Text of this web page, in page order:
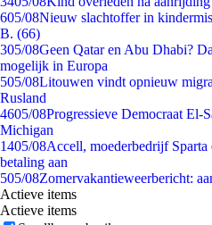
605/08Nieuw slachtoffer in
B. (66)
305/08Geen Qatar en Abu Dhabi?
mogelijk in Europa
505/08Litouwen vindt opnieuw
Rusland
4605/08Progressieve Democraat
Michigan
1405/08Accell, moederbedrijf Sparta
betaling aan
505/08Zomervakantieweerbericht:
Actieve items
Actieve items